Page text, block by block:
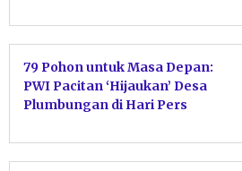
79 Pohon untuk Masa Depan:
PWI Pacitan ‘Hijaukan’ Desa
Plumbungan di Hari Pers